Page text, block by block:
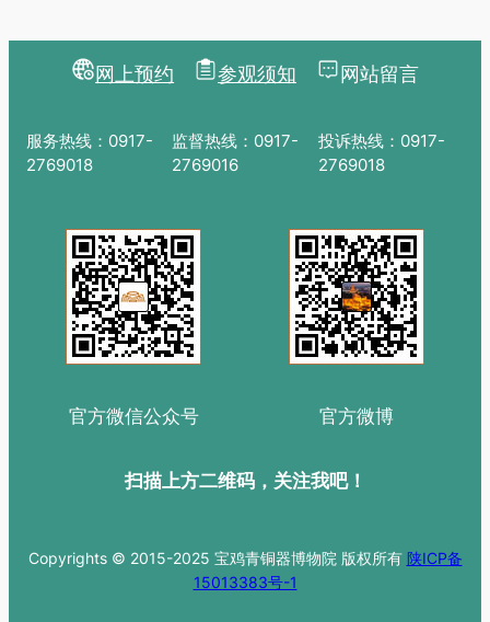
网上预约 参观须知 网站留言
服务热线：0917-
2769018
监督热线：0917-
2769016
投诉热线：0917-
2769018
官方微信公众号 官方微博
扫描上方二维码，关注我吧！
Copyrights © 2015-2025 宝鸡青铜器博物院 版权所有 陕ICP备
15013383号-1